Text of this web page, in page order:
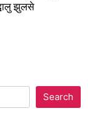
झुलसे
Search